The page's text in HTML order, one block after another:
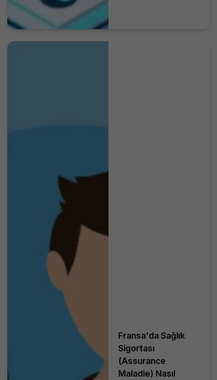
Fransa'da Sağlık
Sigortası
(Assurance
Maladie) Nasıl